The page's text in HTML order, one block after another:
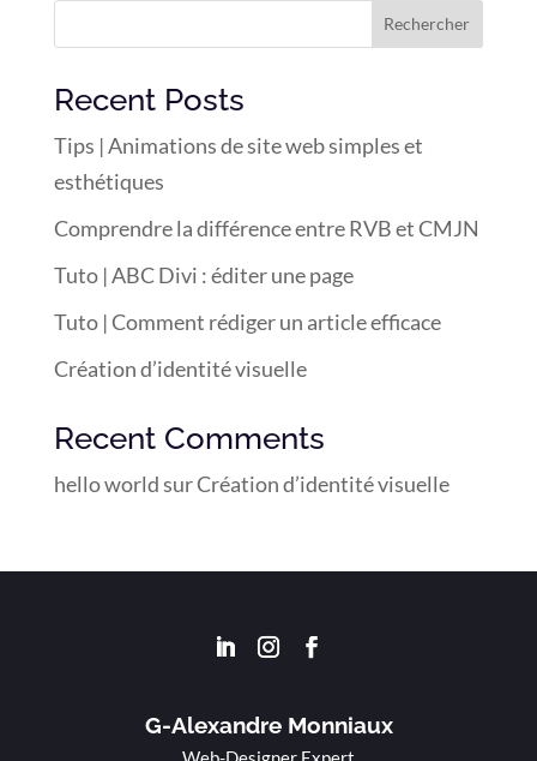
Rechercher
Recent Posts
Tips | Animations de site web simples et
esthétiques
Comprendre la différence entre RVB et CMJN
Tuto | ABC Divi : éditer une page
Tuto | Comment rédiger un article efficace
Création d’identité visuelle
Recent Comments
hello worldsurCréation d’identité visuelle
G-Alexandre Monniaux